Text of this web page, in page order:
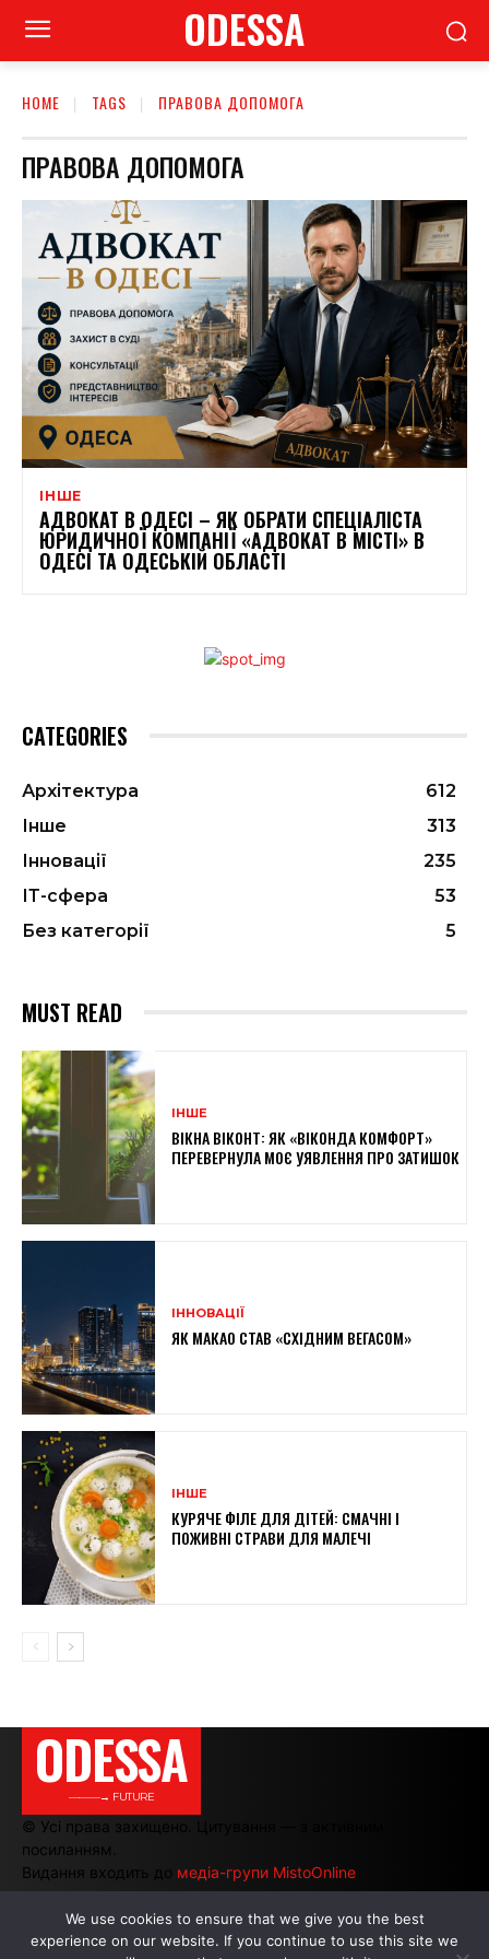
ODESSA
HOME TAGS ПРАВОВА ДОПОМОГА
ПРАВОВА ДОПОМОГА
ІНШЕ
АДВОКАТ В ОДЕСІ – ЯК ОБРАТИ СПЕЦІАЛІСТА
ЮРИДИЧНОЇ КОМПАНІЇ «АДВОКАТ В МІСТІ» В
ОДЕСІ ТА ОДЕСЬКІЙ ОБЛАСТІ
CATEGORIES
Архітектура
612
Інше
313
Інновації
235
ІТ-сфера
53
Без категорії
5
MUST READ
ІНШЕ
ВІКНА ВІКОНТ: ЯК «ВІКОНДА КОМФОРТ»
ПЕРЕВЕРНУЛА МОЄ УЯВЛЕННЯ ПРО ЗАТИШОК
ІННОВАЦІЇ
ЯК МАКАО СТАВ «СХІДНИМ ВЕГАСОМ»
ІНШЕ
КУРЯЧЕ ФІЛЕ ДЛЯ ДІТЕЙ: СМАЧНІ І
ПОЖИВНІ СТРАВИ ДЛЯ МАЛЕЧІ
ODESSA
———→ FUTURE
© Усі права захищено. Цитування — з активним
посиланням.
Видання входить до медіа-групи MistoOnline
АВТОРИ | РЕКЛАМА НА САЙТІ
We use cookies to ensure that we give you the best
experience on our website. If you continue to use this site we